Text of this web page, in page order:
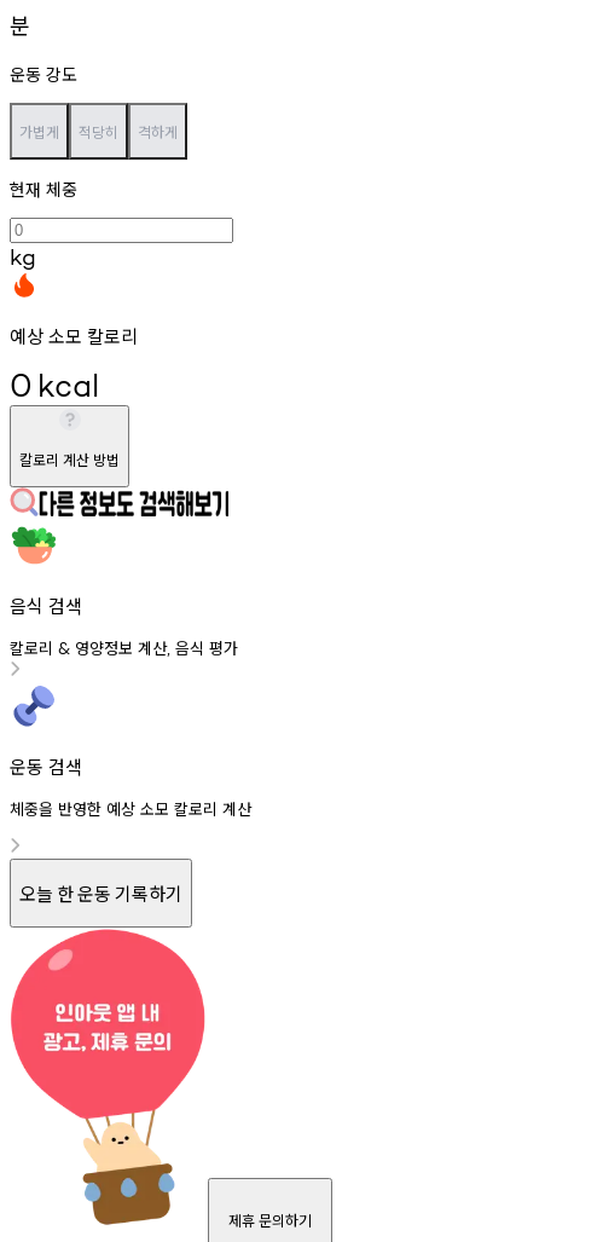
분
운동 강도
가볍게 적당히 격하게
현재 체중
kg
예상 소모 칼로리
0 kcal
칼로리 계산 방법
음식 검색
칼로리 & 영양정보 계산, 음식 평가
운동 검색
체중을 반영한 예상 소모 칼로리 계산
오늘 한 운동 기록하기
제휴 문의하기